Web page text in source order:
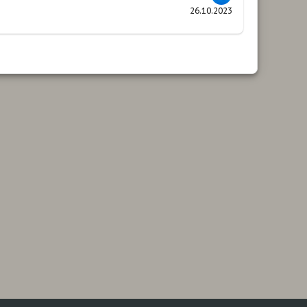
26.10.2023